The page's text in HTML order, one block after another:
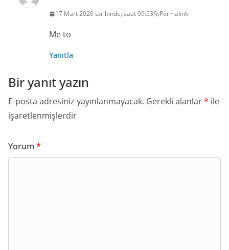
17 Mart 2020 tarihinde, saat 09:53 Permalink
Me to
Yanıtla
Bir yanıt yazın
E-posta adresiniz yayınlanmayacak. Gerekli alanlar* ile
işaretlenmişlerdir
Yorum *